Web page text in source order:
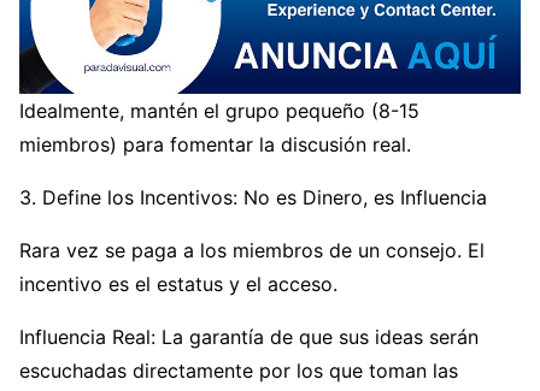
Idealmente, mantén el grupo pequeño (8-15
miembros) para fomentar la discusión real.
3. Define los Incentivos: No es Dinero, es Influencia
Rara vez se paga a los miembros de un consejo. El
incentivo es el estatus y el acceso.
Influencia Real: La garantía de que sus ideas serán
escuchadas directamente por los que toman las